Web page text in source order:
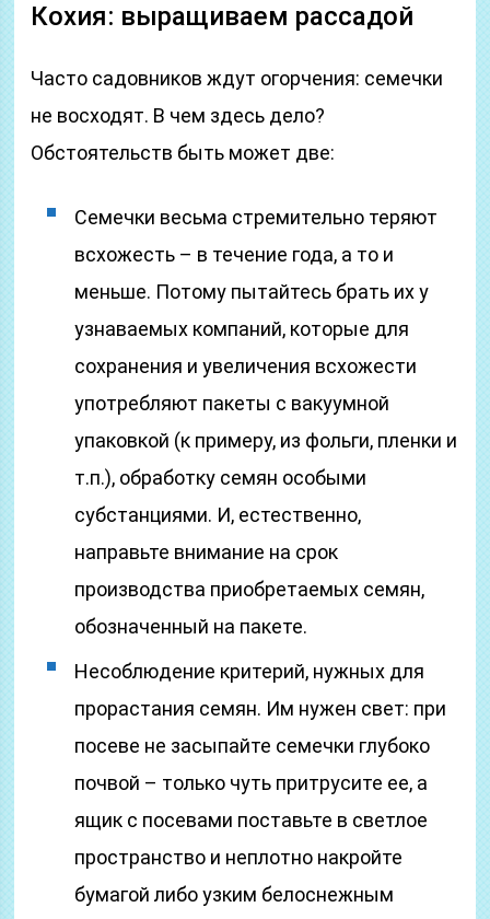
Кохия: выращиваем рассадой
Часто садовников ждут огорчения: семечки
не восходят. В чем здесь дело?
Обстоятельств быть может две:
Семечки весьма стремительно теряют
всхожесть – в течение года, а то и
меньше. Потому пытайтесь брать их у
узнаваемых компаний, которые для
сохранения и увеличения всхожести
употребляют пакеты с вакуумной
упаковкой (к примеру, из фольги, пленки и
т.п.), обработку семян особыми
субстанциями. И, естественно,
направьте внимание на срок
производства приобретаемых семян,
обозначенный на пакете.
Несоблюдение критерий, нужных для
прорастания семян. Им нужен свет: при
посеве не засыпайте семечки глубоко
почвой – только чуть притрусите ее, а
ящик с посевами поставьте в светлое
пространство и неплотно накройте
бумагой либо узким белоснежным